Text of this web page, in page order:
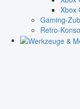
Xbox
Gaming-
Retro-